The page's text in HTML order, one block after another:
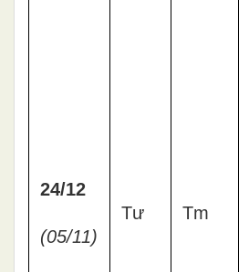
24/12
(05/11)
Tư Tm